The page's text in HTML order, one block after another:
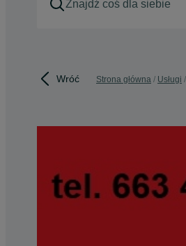
Wróć Strona główna Usługi